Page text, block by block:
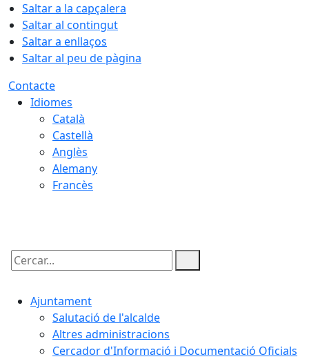
Saltar a la capçalera
Saltar al contingut
Saltar a enllaços
Saltar al peu de pàgina
Contacte
Idiomes
Català
Castellà
Anglès
Alemany
Francès
Cercar:
Ajuntament
Salutació de l'alcalde
Altres administracions
Cercador d'Informació i Documentació Oficials